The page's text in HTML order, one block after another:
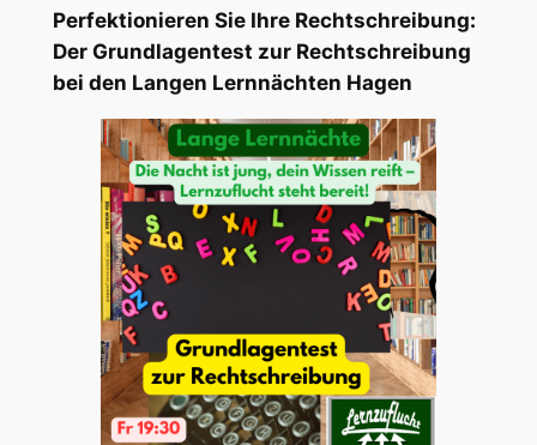
Perfektionieren Sie Ihre Rechtschreibung:
Der Grundlagentest zur Rechtschreibung
bei den Langen Lernnächten Hagen